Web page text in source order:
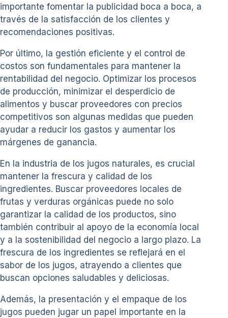
importante fomentar la publicidad boca a boca, a
través de la satisfacción de los clientes y
recomendaciones positivas.
Por último, la gestión eficiente y el control de
costos son fundamentales para mantener la
rentabilidad del negocio. Optimizar los procesos
de producción, minimizar el desperdicio de
alimentos y buscar proveedores con precios
competitivos son algunas medidas que pueden
ayudar a reducir los gastos y aumentar los
márgenes de ganancia.
En la industria de los jugos naturales, es crucial
mantener la frescura y calidad de los
ingredientes. Buscar proveedores locales de
frutas y verduras orgánicas puede no solo
garantizar la calidad de los productos, sino
también contribuir al apoyo de la economía local
y a la sostenibilidad del negocio a largo plazo. La
frescura de los ingredientes se reflejará en el
sabor de los jugos, atrayendo a clientes que
buscan opciones saludables y deliciosas.
Además, la presentación y el empaque de los
jugos pueden jugar un papel importante en la